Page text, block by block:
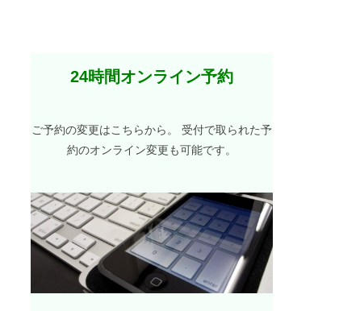
24時間オンライン予約
ご予約の変更はこちらから。 受付で取られた予
約のオンライン変更も可能です。